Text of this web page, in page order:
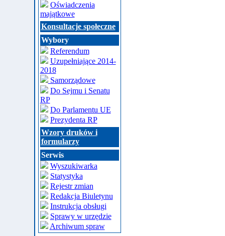
Oświadczenia
majątkowe
Konsultacje społeczne
Wybory
Referendum
Uzupełniające 2014-
2018
Samorządowe
Do Sejmu i Senatu
RP
Do Parlamentu UE
Prezydenta RP
Wzory druków i
formularzy
Serwis
Wyszukiwarka
Statystyka
Rejestr zmian
Redakcja Biuletynu
Instrukcja obsługi
Sprawy w urzędzie
Archiwum spraw